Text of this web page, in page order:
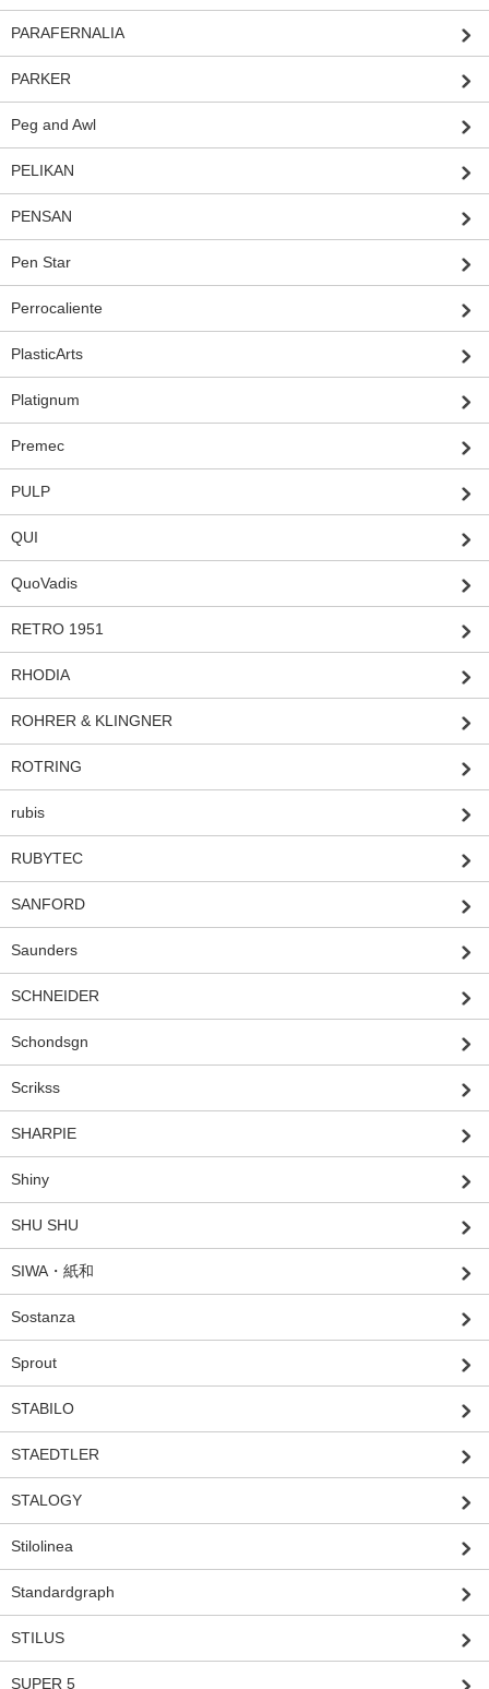
PARAFERNALIA
PARKER
Peg and Awl
PELIKAN
PENSAN
Pen Star
Perrocaliente
PlasticArts
Platignum
Premec
PULP
QUI
QuoVadis
RETRO 1951
RHODIA
ROHRER & KLINGNER
ROTRING
rubis
RUBYTEC
SANFORD
Saunders
SCHNEIDER
Schondsgn
Scrikss
SHARPIE
Shiny
SHU SHU
SIWA・紙和
Sostanza
Sprout
STABILO
STAEDTLER
STALOGY
Stilolinea
Standardgraph
STILUS
SUPER 5